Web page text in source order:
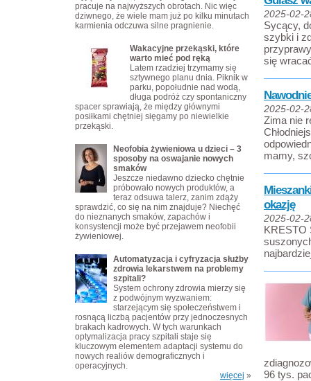
2025-02-
Sycący,
szybki i
się
2025-02-
Zima nie
mamy,
okazję
2025-02-
KRESTO
96 tys.
pracuje na najwyższych obrotach. Nic więc
dziwnego, że wiele mam już po kilku minutach
karmienia odczuwa silne pragnienie.
Wakacyjne przekąski, które
warto mieć pod ręką
Latem rzadziej trzymamy się
sztywnego planu dnia. Piknik w
parku, popołudnie nad wodą,
długa podróż czy spontaniczny
spacer sprawiają, że między głównymi
posiłkami chętniej sięgamy po niewielkie
przekąski.
Neofobia żywieniowa u dzieci – 3
sposoby na oswajanie nowych
smaków
Jeszcze niedawno dziecko chętnie
próbowało nowych produktów, a
teraz odsuwa talerz, zanim zdąży
sprawdzić, co się na nim znajduje? Niechęć
do nieznanych smaków, zapachów i
konsystencji może być przejawem neofobii
żywieniowej.
Automatyzacja i cyfryzacja służby
zdrowia lekarstwem na problemy
szpitali?
System ochrony zdrowia mierzy się
z podwójnym wyzwaniem:
starzejącym się społeczeństwem i
rosnącą liczbą pacjentów przy jednoczesnych
brakach kadrowych. W tych warunkach
optymalizacja pracy szpitali staje się
kluczowym elementem adaptacji systemu do
nowych realiów demograficznych i
operacyjnych.
więcej »